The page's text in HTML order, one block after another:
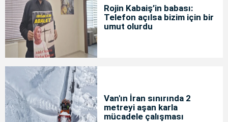
Rojin Kabaiş’in babası:
Telefon açılsa bizim için bir
umut olurdu
Van'ın İran sınırında 2
metreyi aşan karla
mücadele çalışması